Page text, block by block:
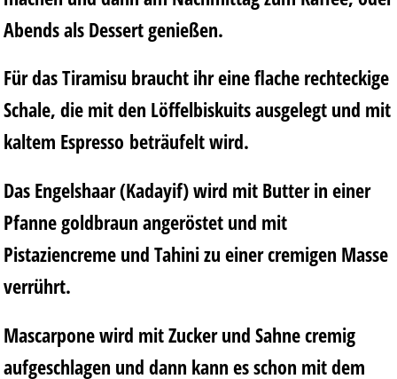
Abends als Dessert genießen.
Für das Tiramisu braucht ihr eine flache rechteckige
Schale, die mit den Löffelbiskuits ausgelegt und mit
kaltem Espresso beträufelt wird.
Das Engelshaar (Kadayif) wird mit Butter in einer
Pfanne goldbraun angeröstet und mit
Pistaziencreme und Tahini zu einer cremigen Masse
verrührt.
Mascarpone wird mit Zucker und Sahne cremig
aufgeschlagen und dann kann es schon mit dem